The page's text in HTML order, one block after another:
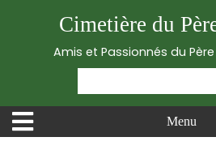
Cimetière du
Amis et Passionnés du Père
Menu